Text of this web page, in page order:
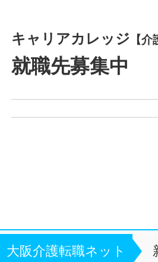
キャリアカレッジ 【
就職先募集中
大阪介護転職ネット